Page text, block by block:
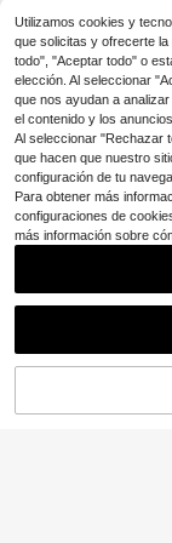
Local
Torre de joyería
de gran capacidad -
e almacenamiento y
a pulseras,
ares - Soporte de
on diseño compacto,
Día de la Madre,
n
$14.30 -43%
Envío Rápido
Lo
Local Soporte
s, organizador de
s de 2 niveles con
ón de joyas para
crunchies, lazos para
adenas (Beige)
$34.90 -54%
Envío Rápido
Free
Utilizamos cookies y
que solicitas y ofrecerte
todo", "Aceptar todo" o
elección. Al seleccionar
que nos ayudan a
el contenido y los
Al seleccionar "Rechazar
que hacen que nuestro
configuración de tu
Para obtener más
configuraciones de
más información sobre